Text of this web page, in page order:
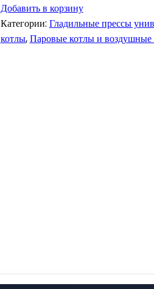
Добавить в корзину
Категории: Гладильные прессы
котлы,Паровые котлы и воздушные